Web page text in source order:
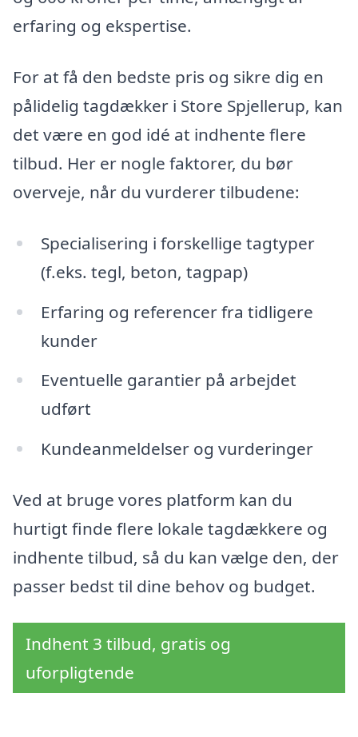
erfaring og ekspertise.
For at få den bedste pris og sikre dig en
pålidelig tagdækker i Store Spjellerup, kan
det være en god idé at indhente flere
tilbud. Her er nogle faktorer, du bør
overveje, når du vurderer tilbudene:
Specialisering i forskellige tagtyper
(f.eks. tegl, beton, tagpap)
Erfaring og referencer fra tidligere
kunder
Eventuelle garantier på arbejdet
udført
Kundeanmeldelser og vurderinger
Ved at bruge vores platform kan du
hurtigt finde flere lokale tagdækkere og
indhente tilbud, så du kan vælge den, der
passer bedst til dine behov og budget.
Indhent 3 tilbud, gratis og
uforpligtende